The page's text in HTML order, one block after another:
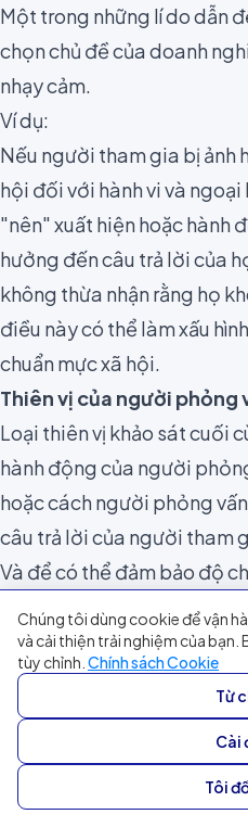
Một trong những lí do dẫn
chọn chủ đề của doanh
nhạy cảm.
Ví dụ:
Nếu người tham gia bị ảnh
hội đối với hành vi và
"nên" xuất hiện hoặc hành
hưởng đến câu trả lời của
không thừa nhận rằng họ
điều này có thể làm xấu
chuẩn mực xã hội.
Thiên vị của người phỏng
Loại thiên vị khảo sát cuối
hành động của người
hoặc cách người phỏng
câu trả lời của người tham
Và để có thể đảm bảo độ
phỏng vấn cần có trách
hành động và biểu hiện
khảo sát để loại bỏ các
Cách đặt câu hỏi hoặc
khiến chi phối câu trả lời
Cách để giảm thiểu các
Xét đến mức độ phổ biến
Chúng tôi dùng cookie để vận
và cải thiện trải nghiệm của
tùy chỉnh. Chính sách Cookie
Từ
Cài
Tôi